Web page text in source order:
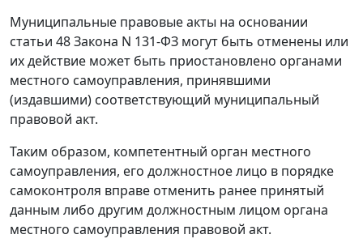
Муниципальные правовые акты на основании
статьи 48Закона N 131-ФЗ могут быть отменены или
их действие может быть приостановлено органами
местного самоуправления, принявшими
(издавшими) соответствующий муниципальный
правовой акт.
Таким образом, компетентный орган местного
самоуправления, его должностное лицо в порядке
самоконтроля вправе отменить ранее принятый
данным либо другим должностным лицом органа
местного самоуправления правовой акт.